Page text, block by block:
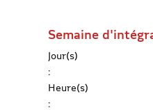
Semaine
Jour(s)
:
Heure(s)
: